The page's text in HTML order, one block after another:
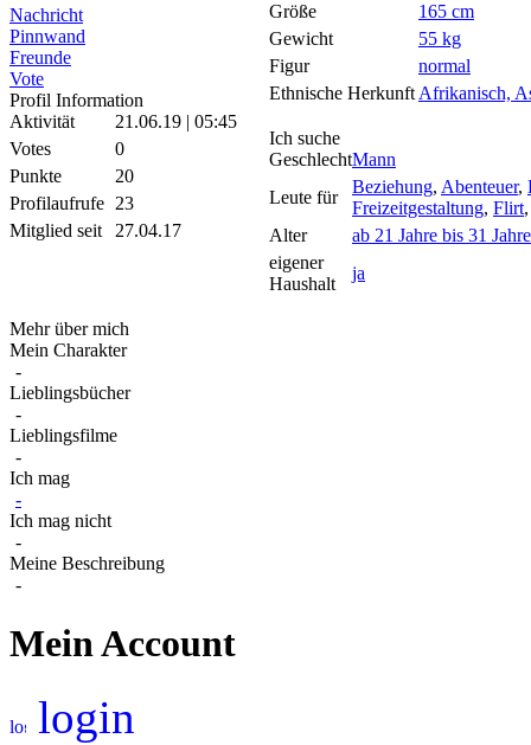
Nachricht
Pinnwand
Freunde
Vote
Profil Information
Aktivität
21.06.19 | 05:45
Votes
0
Punkte
20
Profilaufrufe 23
Mitglied seit
27.04.17
Größe
165 cm
Gewicht
55 kg
Figur
normal
Ethnische HerkunftAfrikanisch,
Ich suche
GeschlechtMann
Leute für
Beziehung, Abenteuer,
Freizeitgestaltung, Flirt
Alter
ab 21 Jahre bis 31 Jahre
eigener
Haushalt
ja
Mehr über mich
Mein Charakter
-
Lieblingsbücher
-
Lieblingsfilme
-
Ich mag
-
Ich mag nicht
-
Meine Beschreibung
-
Mein Account
login